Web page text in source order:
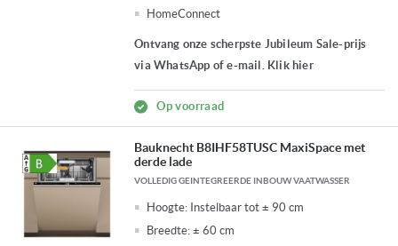
HomeConnect
Ontvang onze scherpste Jubileum Sale-prijs
via WhatsApp of e-mail. Klik hier
Op voorraad
Bauknecht B8IHF58TUSC MaxiSpace met
derde lade
VOLLEDIG GEINTEGREERDE INBOUW VAATWASSER
Hoogte: Instelbaar tot ± 90 cm
Breedte: ± 60 cm